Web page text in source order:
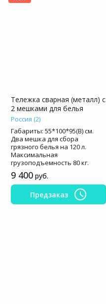
Тележка сварная (металл) с
2 мешками для белья
Россия (2)
Габариты: 55*100*95(В) см.
Два мешка для сбора
грязного белья на 120 л.
Максимальная
грузоподъемность 80 кг.
9 400 руб.
Предзаказ